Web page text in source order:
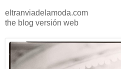
eltranviadelamoda.com
the blog versión web